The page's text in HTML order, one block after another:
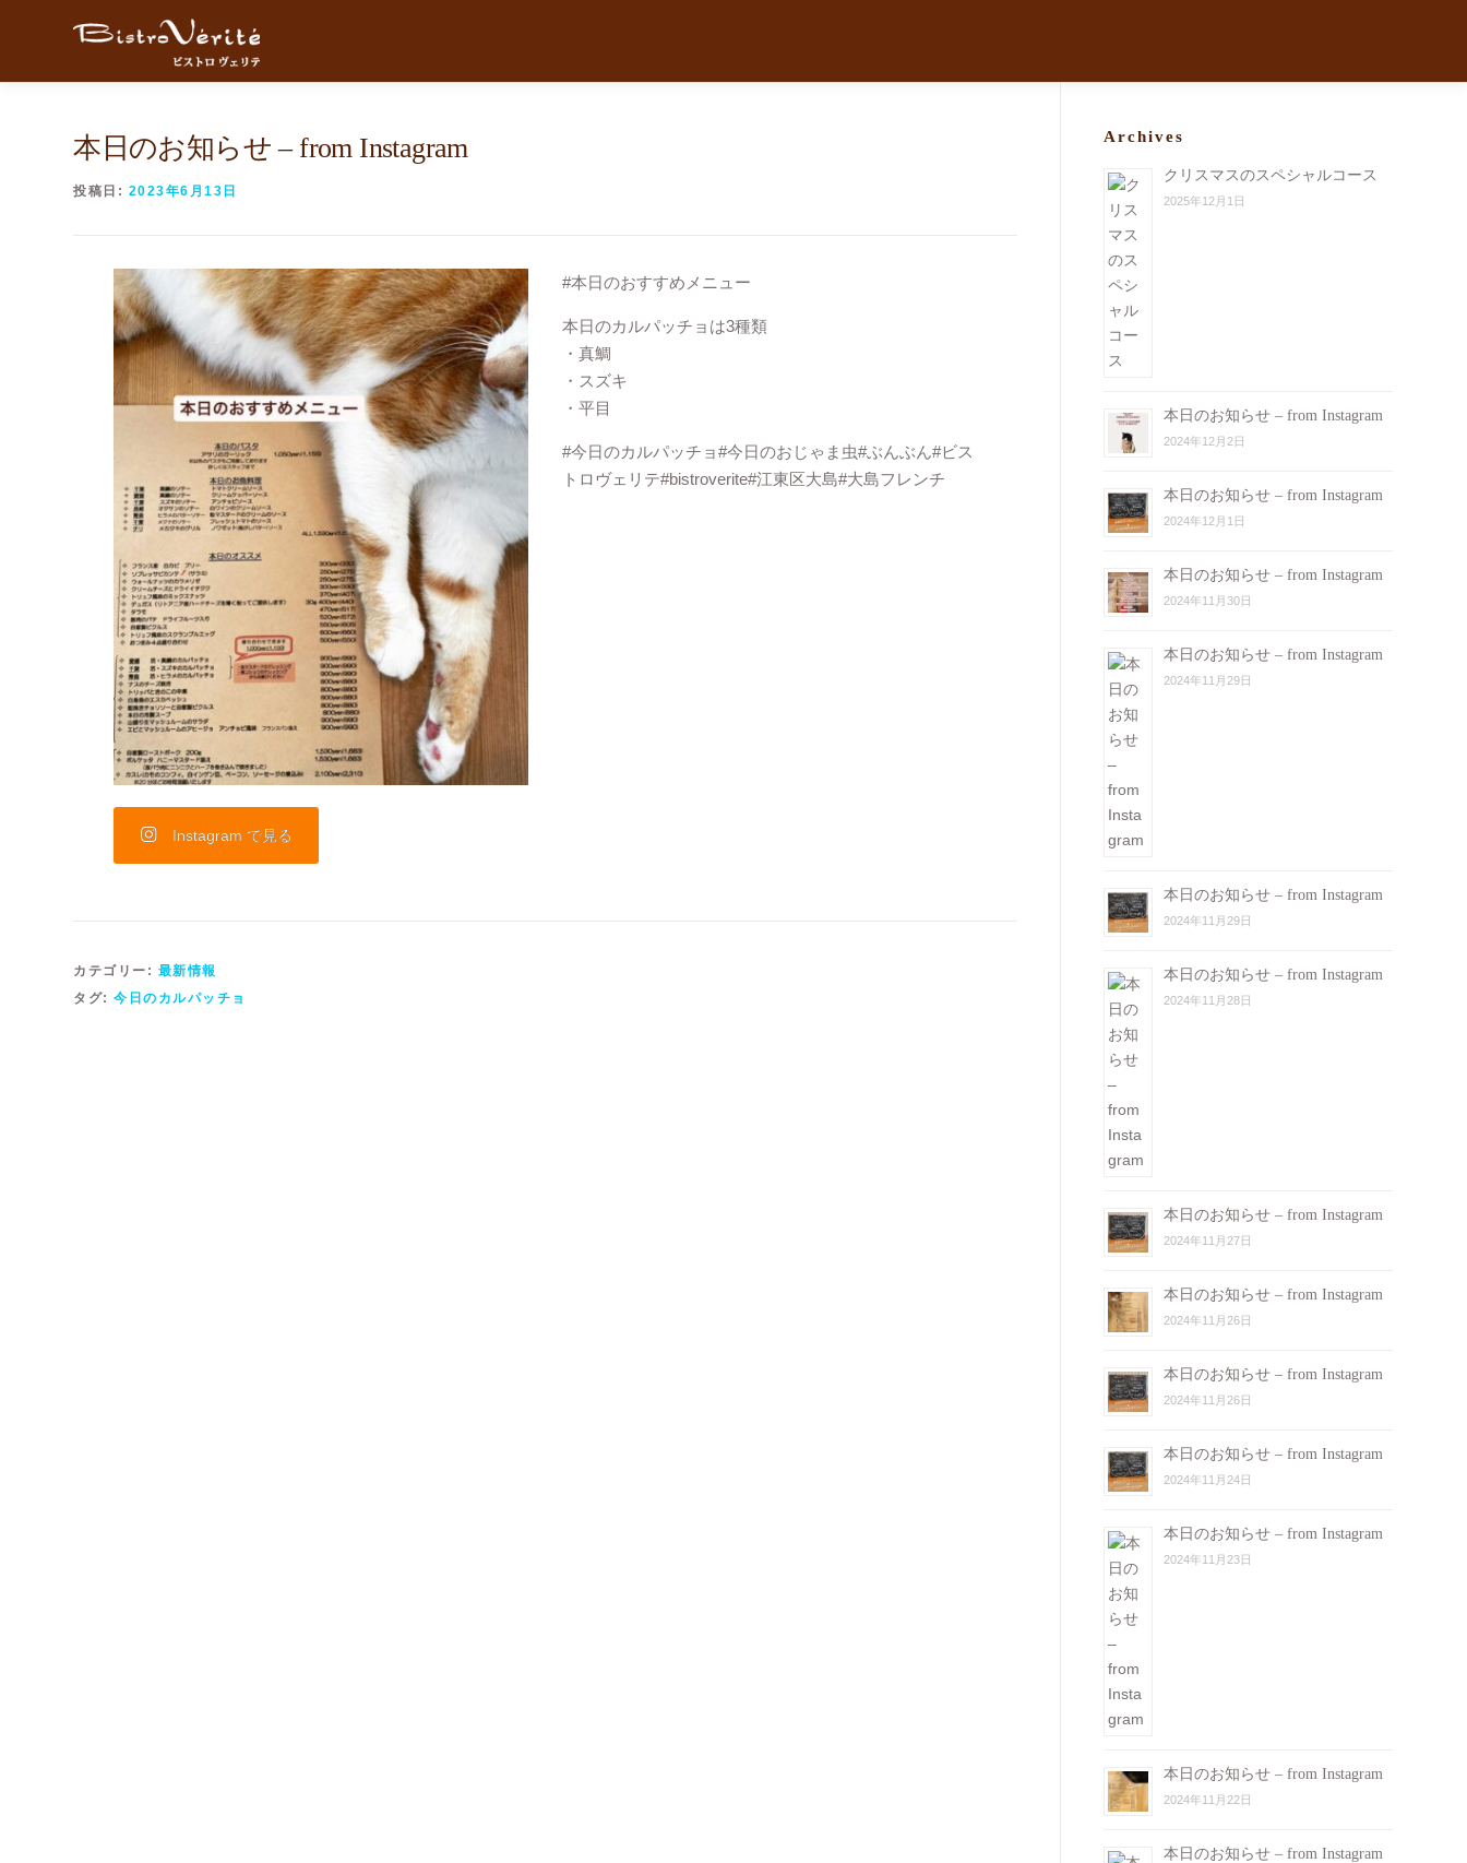
本日のお知らせ – from Instagram
投稿日: 2023年6月13日
Instagram で見る
#本日のおすすめメニュー
本日のカルパッチョは3種類
・真鯛
・スズキ
・平目
#今日のカルパッチョ#今日のおじゃま虫#ぶんぶん#ビス
トロヴェリテ#bistroverite#江東区大島#大島フレンチ
カテゴリー: 最新情報
タグ:今日のカルパッチョ
Archives
クリスマスのスペシャルコース
2025年12月1日
本日のお知らせ – from Instagram
2024年12月2日
本日のお知らせ – from Instagram
2024年12月1日
本日のお知らせ – from Instagram
2024年11月30日
本日のお知らせ – from Instagram
2024年11月29日
本日のお知らせ – from Instagram
2024年11月29日
本日のお知らせ – from Instagram
2024年11月28日
本日のお知らせ – from Instagram
2024年11月27日
本日のお知らせ – from Instagram
2024年11月26日
本日のお知らせ – from Instagram
2024年11月26日
本日のお知らせ – from Instagram
2024年11月24日
本日のお知らせ – from Instagram
2024年11月23日
本日のお知らせ – from Instagram
2024年11月22日
本日のお知らせ – from Instagram